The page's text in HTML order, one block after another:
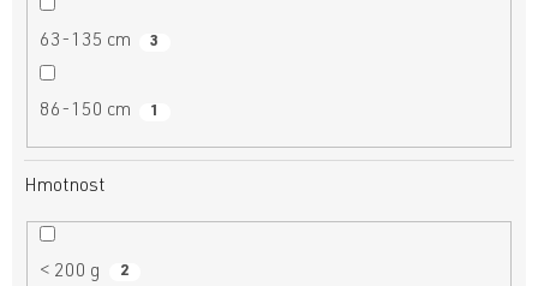
63-135 cm 3
86-150 cm 1
Hmotnost
< 200 g 2